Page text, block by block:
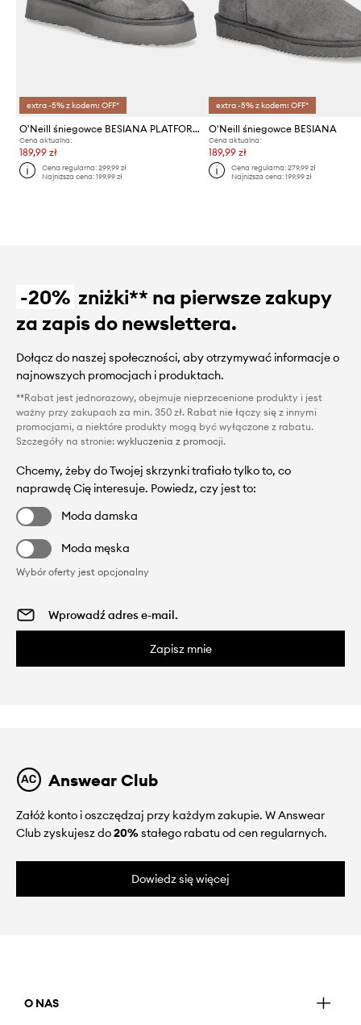
extra -5% z kodem: OFF*
O'Neill śniegowce BESIANA PLATFORM
Cena aktualna:
189,99 zł
Cena regularna:299,99 zł
Najniższa cena:199,99 zł
extra -5% z kodem: OFF*
O'Neill śniegowce BESIANA
Cena aktualna:
189,99 zł
Cena regularna: 279,99 zł
Najniższa cena: 199,99 zł
-20% zniżki** na pierwsze zakupy
za zapis do newslettera.
Dołącz do naszej społeczności, aby otrzymywać informacje o
najnowszych promocjach i produktach.
**Rabat jest jednorazowy, obejmuje nieprzecenione produkty i jest
ważny przy zakupach za min. 350 zł. Rabat nie łączy się z innymi
promocjami, a niektóre produkty mogą być wyłączone z rabatu.
Szczegóły na stronie: wykluczenia z promocji.
Chcemy, żeby do Twojej skrzynki trafiało tylko to, co
naprawdę Cię interesuje. Powiedz, czy jest to:
Moda damska
Moda męska
Wybór oferty jest opcjonalny
Zapisz mnie
Answear Club
Załóż konto i oszczędzaj przy każdym zakupie. W Answear
Club zyskujesz do20%stałego rabatu od cen regularnych.
Dowiedz się więcej
O NAS